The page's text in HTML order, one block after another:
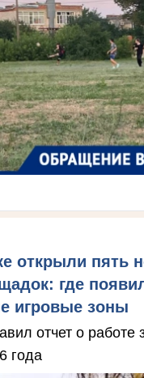
открыли пять
где
игровые зоны
отчет о работе
года